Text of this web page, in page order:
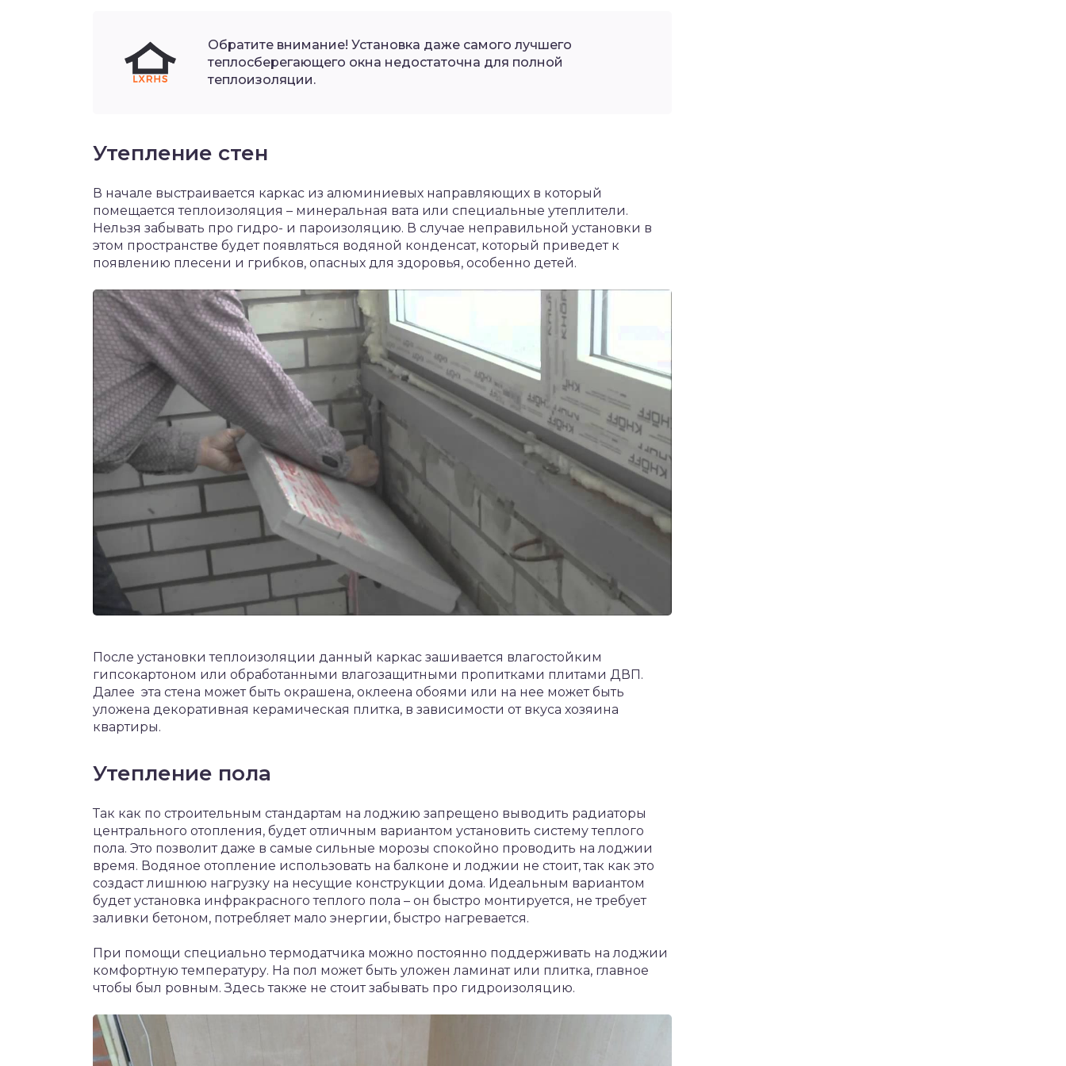
Обратите внимание! Установка даже самого лучшего
теплосберегающего окна недостаточна для полной
теплоизоляции.
Утепление стен
В начале выстраивается каркас из алюминиевых направляющих в который
помещается теплоизоляция – минеральная вата или специальные утеплители.
Нельзя забывать про гидро- и пароизоляцию. В случае неправильной установки в
этом пространстве будет появляться водяной конденсат, который приведет к
появлению плесени и грибков, опасных для здоровья, особенно детей.
После установки теплоизоляции данный каркас зашивается влагостойким
гипсокартоном или обработанными влагозащитными пропитками плитами ДВП.
Далее эта стена может быть окрашена, оклеена обоями или на нее может быть
уложена декоративная керамическая плитка, в зависимости от вкуса хозяина
квартиры.
Утепление пола
Так как по строительным стандартам на лоджию запрещено выводить радиаторы
центрального отопления, будет отличным вариантом установить систему теплого
пола. Это позволит даже в самые сильные морозы спокойно проводить на лоджии
время. Водяное отопление использовать на балконе и лоджии не стоит, так как это
создаст лишнюю нагрузку на несущие конструкции дома. Идеальным вариантом
будет установка инфракрасного теплого пола – он быстро монтируется, не требует
заливки бетоном, потребляет мало энергии, быстро нагревается.
При помощи специально термодатчика можно постоянно поддерживать на лоджии
комфортную температуру. На пол может быть уложен ламинат или плитка, главное
чтобы был ровным. Здесь также не стоит забывать про гидроизоляцию.